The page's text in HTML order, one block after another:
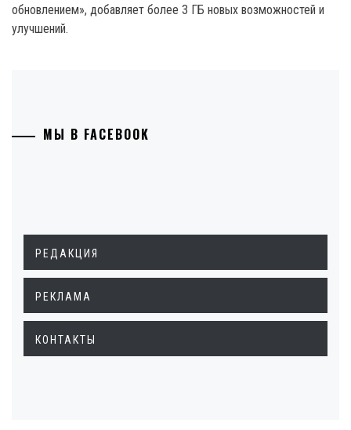
обновлением», добавляет более 3 ГБ новых возможностей и
улучшений.
МЫ В FACEBOOK
РЕДАКЦИЯ
РЕКЛАМА
КОНТАКТЫ